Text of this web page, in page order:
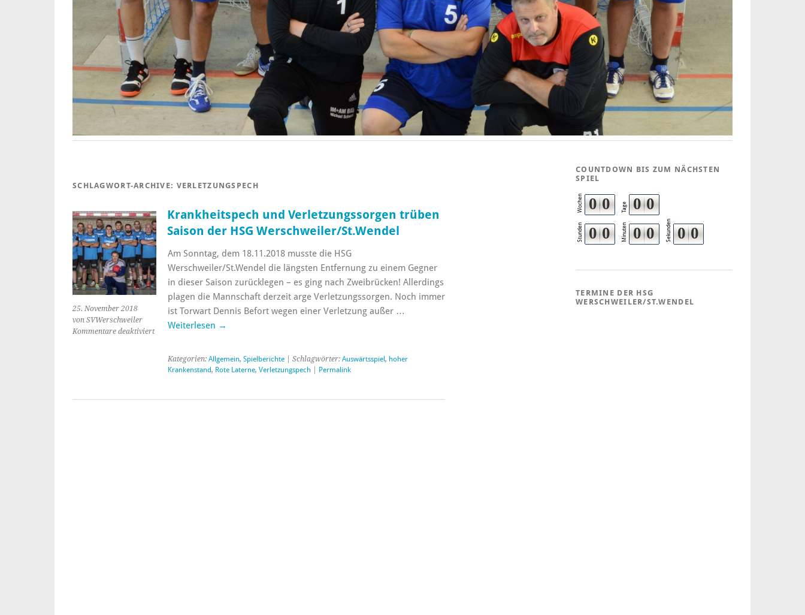
SCHLAGWORT-ARCHIVE: VERLETZUNGSPECH
25. November 2018
von SVWerschweiler
Kommentare deaktiviert
Krankheitspech und Verletzungssorgen trüben
Saison der HSG Werschweiler/St.Wendel
Am Sonntag, dem 18.11.2018 musste die HSG
Werschweiler/St.Wendel die längsten Entfernung zu einem Gegner
in dieser Saison zurücklegen – es ging nach Zweibrücken! Allerdings
plagen die Mannschaft derzeit arge Verletzungssorgen. Noch immer
ist Torwart Dennis Befort wegen einer Verletzung außer …
Weiterlesen →
Kategorien: Allgemein, Spielberichte| Schlagwörter: Auswärtsspiel, hoher
Krankenstand, Rote Laterne, Verletzungspech| Permalink
COUNTDOWN BIS ZUM NÄCHSTEN
SPIEL
Wochen 0 0 Tage 0 0
Stunden 0 0 Minuten 0 0 Sekunden 0 0
TERMINE DER HSG
WERSCHWEILER/ST.WENDEL